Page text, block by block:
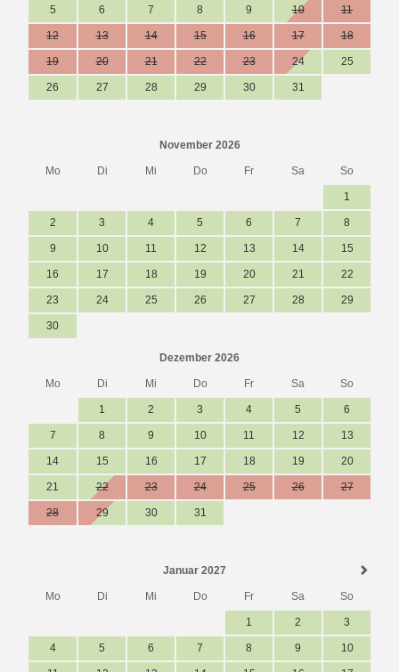
5 6 7 8 9 10 11
12 13 14 15 16 17 18
19 20 21 22 23 24 25
26 27 28 29 30 31
November 2026
Mo Di Mi Do Fr Sa So
1
2 3 4 5 6 7 8
9 10 11 12 13 14 15
16 17 18 19 20 21 22
23 24 25 26 27 28 29
30
Dezember 2026
Mo Di Mi Do Fr Sa So
1 2 3 4 5 6
7 8 9 10 11 12 13
14 15 16 17 18 19 20
21 22 23 24 25 26 27
28 29 30 31
Januar 2027
Mo Di Mi Do Fr Sa So
1 2 3
4 5 6 7 8 9 10